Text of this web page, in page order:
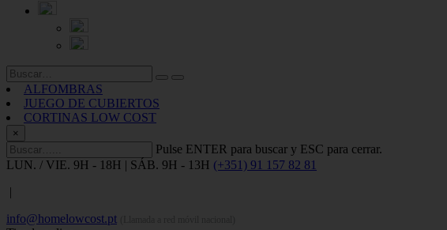
ALFOMBRAS
JUEGO DE CUBIERTOS
CORTINAS LOW COST
×
Pulse ENTER para buscar y ESC para cerrar.
LUN. / VIE. 9H - 18H | SÁB. 9H - 13H (+351) 91 157 82 81
|
info@homelowcost.pt